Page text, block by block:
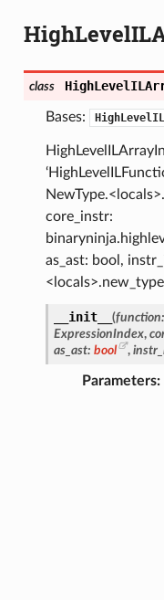
class
Bases:
core_instr:
as_ast: bool,
__init__ (function:
ExpressionIndex,
as_ast: bool ,
Parameters